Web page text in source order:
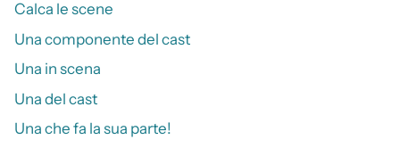
Calca le scene
Una componente del cast
Una in scena
Una del cast
Una che fa la sua parte!